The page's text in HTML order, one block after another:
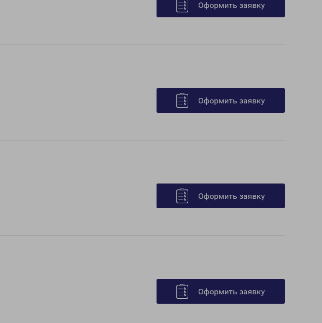
Оформить заявку
Оформить заявку
Оформить заявку
Оформить заявку